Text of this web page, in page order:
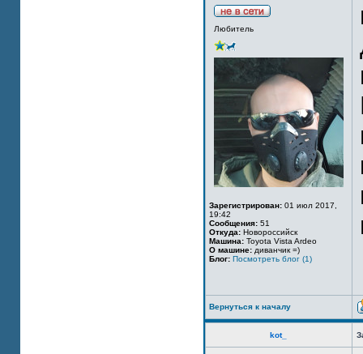
Любитель
Зарегистрирован: 01 июл 2017,
19:42
Сообщения: 51
Откуда: Новороссийск
Машина: Toyota Vista Ardeo
О машине: диванчик =)
Блог: Посмотреть блог (1)
Вернуться к началу
kot_